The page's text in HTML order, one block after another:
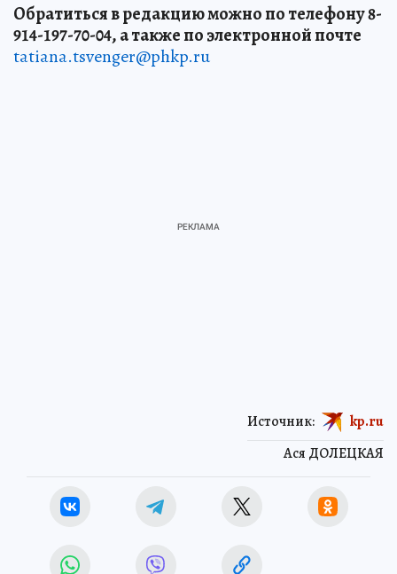
Обратиться в редакцию можно по телефону 8-
914-197-70-04, а также по электронной почте
tatiana.tsvenger@phkp.ru
Ася ДОЛЕЦКАЯ
Источник: kp.ru